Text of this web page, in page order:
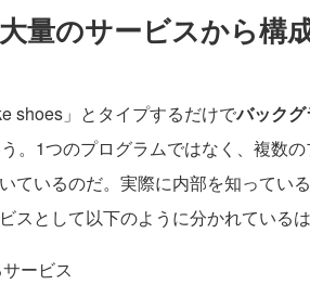
量のサービスから構
shoes」とタイプするだけでバック
う。1つのプログラムではなく、複数
ているのだ。実際に内部を知ってい
スとして以下のように分かれているは
ービス